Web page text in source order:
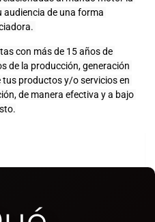
audiencia de una forma
con más de 15 años de
de la producción, generación
tus productos y/o servicios en
de manera efectiva y a bajo